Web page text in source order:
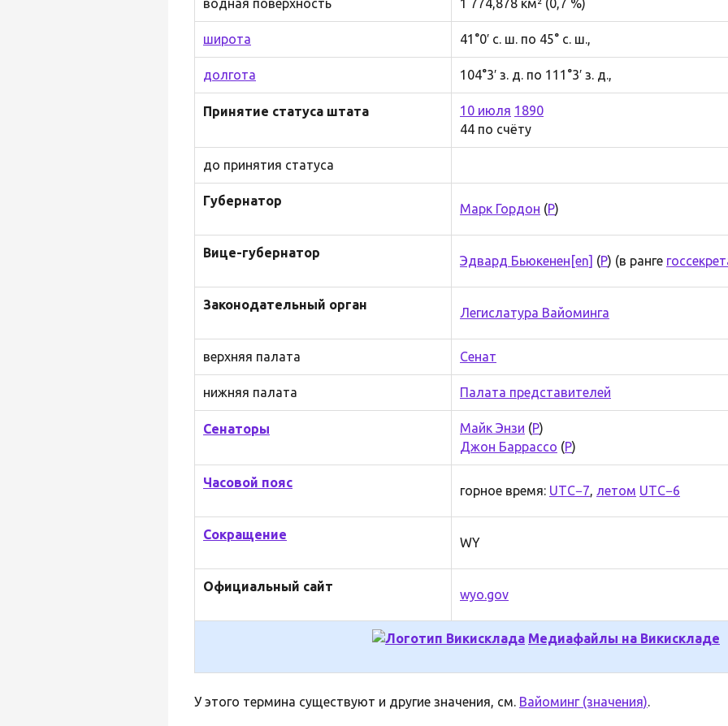
водная поверхность 1 774,878 км² (0,7 %)
широта 41°0′ с. ш. по 45° с. ш.,
долгота 104°3′ з. д. по 111°3′ з. д.,
Принятие статуса штата 10 июля 1890
44 по счёту
до принятия статуса
Губернатор
Марк Гордон (Р)
Вице-губернатор
Эдвард Бьюкенен [en] (Р) (в ранге
Законодательный орган
Легислатура Вайоминга
верхняя палата Сенат
нижняя палата Палата представителей
Сенаторы Майк Энзи (Р)
Джон Баррассо (Р)
Часовой пояс
горное время: UTC−7, летом UTC−6
Сокращение
WY
Официальный сайт
wyo.gov
Медиафайлы на Викискладе
У этого термина существуют и другие значения, см. Вайоминг (значения).